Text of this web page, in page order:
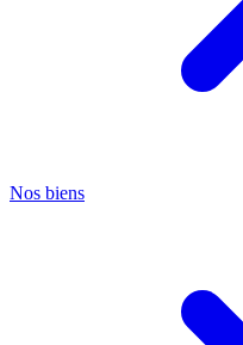
Nos biens